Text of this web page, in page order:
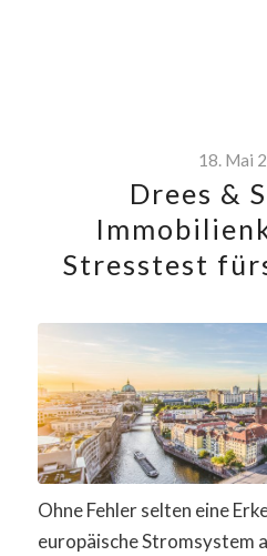
18. Mai
Drees &
Stresstest
Ohne Fehler selten eine
europäische Stromsystem